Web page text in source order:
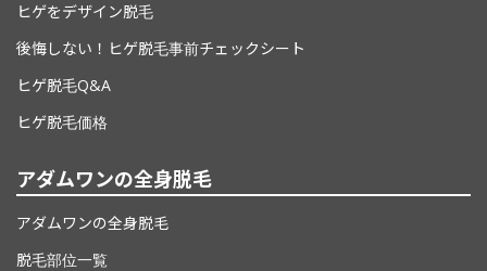
ヒゲをデザイン脱毛
後悔しない！ ヒゲ脱毛事前チェックシート
ヒゲ脱毛Q&A
ヒゲ脱毛価格
アダムワンの全身脱毛
アダムワンの全身脱毛
脱毛部位一覧